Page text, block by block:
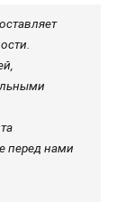
перед нами